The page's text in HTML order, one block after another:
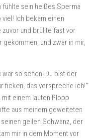
fühlte sein heißes Sperma
Ich bekam einen
und brüllte fast vor
und zwar in mir,
war so schön! Du bist der
ficken, das verspreche ich!“
einem lauten Plopp
aus meinem geweiteten
geilen Schwanz, der
mir in dem Moment vor